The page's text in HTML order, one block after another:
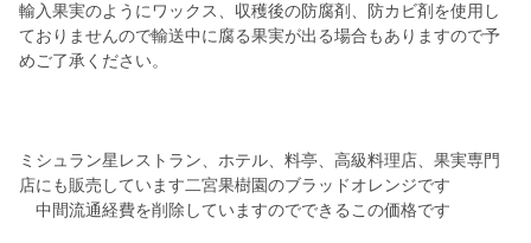
輸入果実のようにワックス、収穫後の防腐剤、防カビ剤を使用し
ておりませんので輸送中に腐る果実が出る場合もありますので予
めご了承ください。
ミシュラン星レストラン、ホテル、料亭、高級料理店、果実専門
店にも販売しています二宮果樹園のブラッドオレンジです
中間流通経費を削除していますのでできるこの価格です